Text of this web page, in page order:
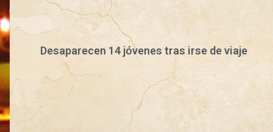
Desaparecen 14 jóvenes tras irse de viaje